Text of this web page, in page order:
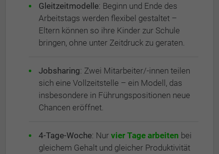
Gleitzeitmodelle: Beginn und Ende des
Arbeitstags werden flexibel gestaltet –
Eltern können so ihre Kinder zur Schule
bringen, ohne unter Zeitdruck zu geraten.
Jobsharing: Zwei Mitarbeiter/-innen teilen
sich eine Vollzeitstelle – ein Modell, das
insbesondere in Führungspositionen neue
Chancen eröffnet.
4-Tage-Woche: Nur vier Tage arbeiten bei
gleichem Gehalt und gleicher Produktivität